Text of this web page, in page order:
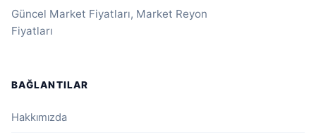
Güncel Market Fiyatları, Market Reyon
Fiyatları
BAĞLANTILAR
Hakkımızda